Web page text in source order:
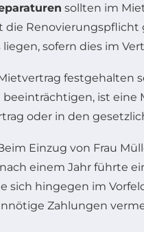
sollten im
die
sofern dies im
festgehalten
ist eine
oder in den
Einzug von Frau
einem Jahr führte
sich hingegen im
Zahlungen